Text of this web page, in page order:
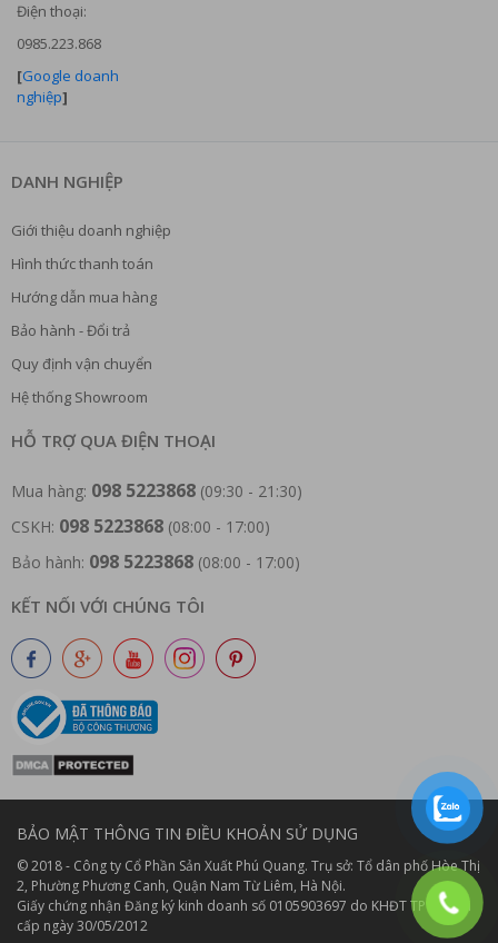
Điện thoại:
0985.223.868
[Google doanh
nghiệp]
DANH NGHIỆP
Giới thiệu doanh nghiệp
Hình thức thanh toán
Hướng dẫn mua hàng
Bảo hành - Đổi trả
Quy định vận chuyển
Hệ thống Showroom
HỖ TRỢ QUA ĐIỆN THOẠI
Mua hàng: 098 5223868 (09:30 - 21:30)
CSKH: 098 5223868 (08:00 - 17:00)
Bảo hành: 098 5223868 (08:00 - 17:00)
KẾT NỐI VỚI CHÚNG TÔI
BẢO MẬT THÔNG TIN ĐIỀU KHOẢN SỬ DỤNG
© 2018 - Công ty Cổ Phần Sản Xuất Phú Quang. Trụ sở: Tổ dân phố Hòe Thị
2, Phường Phương Canh, Quận Nam Từ Liêm, Hà Nội.
Giấy chứng nhận Đăng ký kinh doanh số 0105903697 do KHĐT TP Hà Nội
cấp ngày 30/05/2012